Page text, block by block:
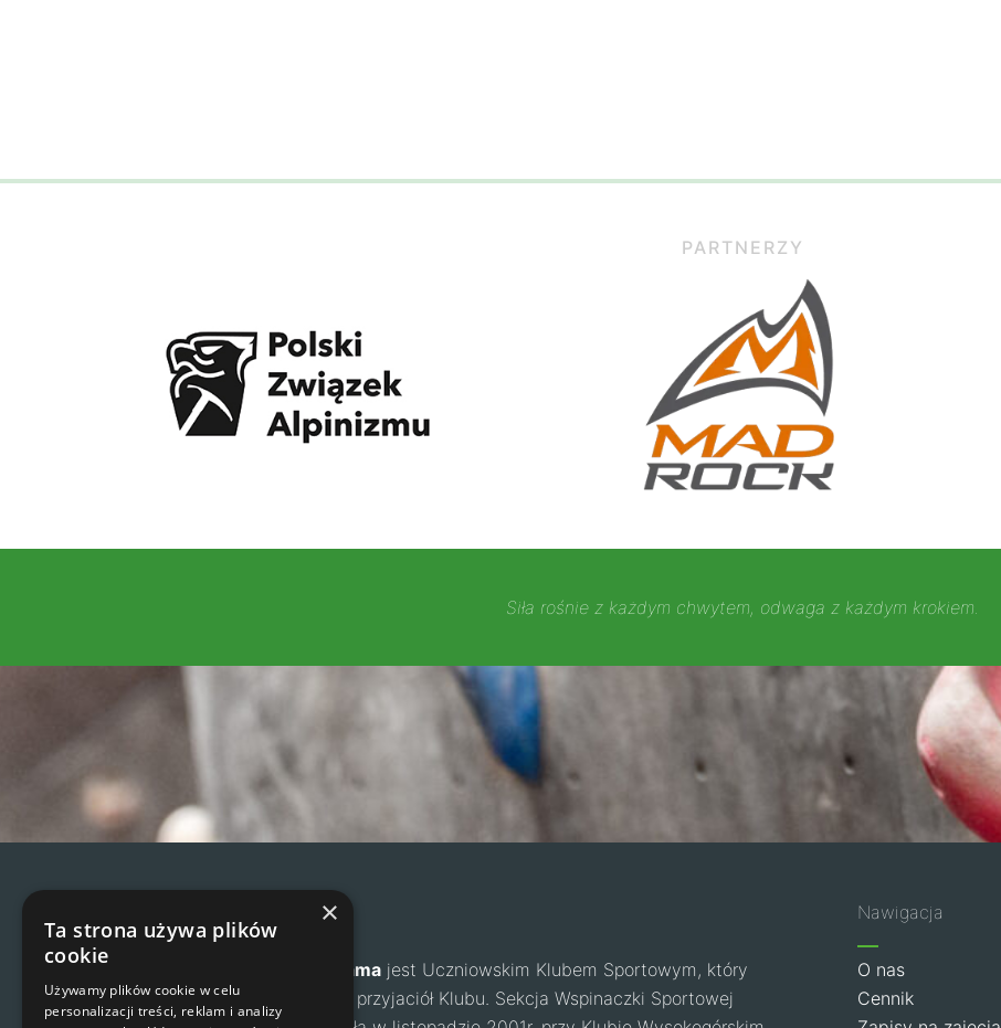
PARTNERZY
Siła rośnie z każdym chwytem, odwaga z każdym krokiem.
Klub Wspinaczkowy Agama jest Uczniowskim Klubem Sportowym, który
zrzesza dzieci, rodziców i przyjaciół Klubu. Sekcja Wspinaczki Sportowej
Nawigacja
O nas
Cennik
×
Ta strona używa plików
cookie
Używamy plików cookie w celu
personalizacji treści, reklam i analizy